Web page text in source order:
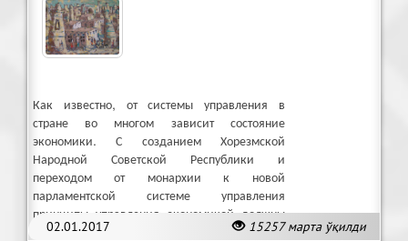
02.01.2017 15257 марта ўқилди
Как известно, от системы управления в
стране во многом зависит состояние
экономики. С созданием Хорезмской
Народной Советской Республики и
переходом от монархии к новой
парламентской системе управления
принципы управления экономикой должны
были кардинально меняться.